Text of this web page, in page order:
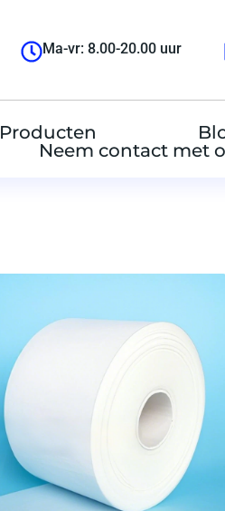
Ma-vr: 8.00-20.00 uur
Producten
Neem contact met